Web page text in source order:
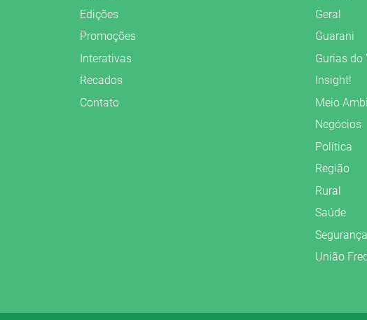
Edições
Promoções
Interativas
Recados
Contato
Geral
Guarani
Gurias do
Insight!
Meio
Negócios
Política
Região
Rural
Saúde
União